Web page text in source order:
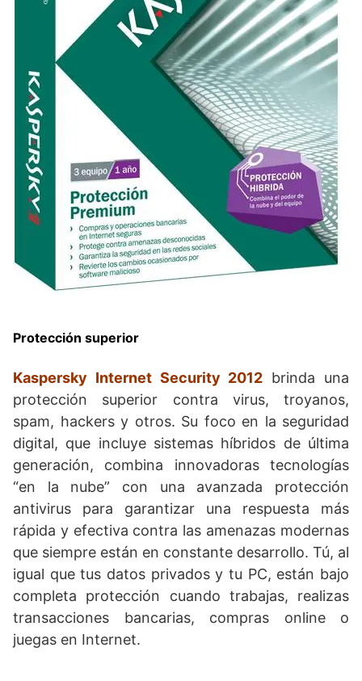
Protección superior
Kaspersky Internet Security 2012 brinda una
protección superior contra virus, troyanos,
spam, hackers y otros. Su foco en la seguridad
digital, que incluye sistemas híbridos de última
generación, combina innovadoras tecnologías
“en la nube” con una avanzada protección
antivirus para garantizar una respuesta más
rápida y efectiva contra las amenazas modernas
que siempre están en constante desarrollo. Tú, al
igual que tus datos privados y tu PC, están bajo
completa protección cuando trabajas, realizas
transacciones bancarias, compras online o
juegas en Internet.